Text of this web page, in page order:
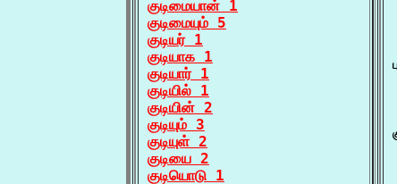
குடிமையான் 1
குடிமையும் 5
குடியர் 1
குடியாக 1
குடியார் 1
குடியில் 1
குடியின் 2
குடியும் 3
குடியுள் 2
குடியை 2
குடியொடு 1